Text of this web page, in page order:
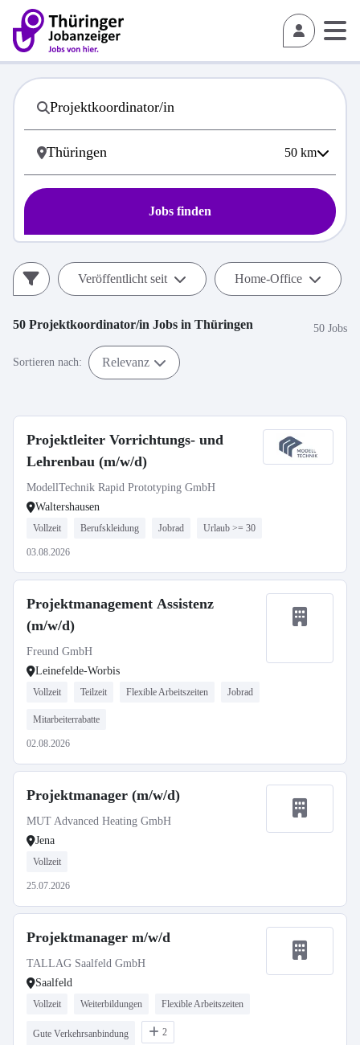
50 km
Jobs finden
Veröffentlicht seit Home-Office
50 Projektkoordinator/in Jobs in Thüringen 50 Jobs
Sortieren nach: Relevanz
Projektleiter Vorrichtungs- und
Lehrenbau (m/w/d)
ModellTechnik Rapid Prototyping GmbH
Waltershausen
Vollzeit Berufskleidung Jobrad Urlaub >= 30
03.08.2026
Projektmanagement Assistenz
(m/w/d)
Freund GmbH
Leinefelde-Worbis
Vollzeit Teilzeit Flexible Arbeitszeiten Jobrad
Mitarbeiterrabatte
02.08.2026
Projektmanager (m/w/d)
MUT Advanced Heating GmbH
Jena
Vollzeit
25.07.2026
Projektmanager m/w/d
TALLAG Saalfeld GmbH
Saalfeld
Vollzeit Weiterbildungen Flexible Arbeitszeiten
Gute Verkehrsanbindung 2